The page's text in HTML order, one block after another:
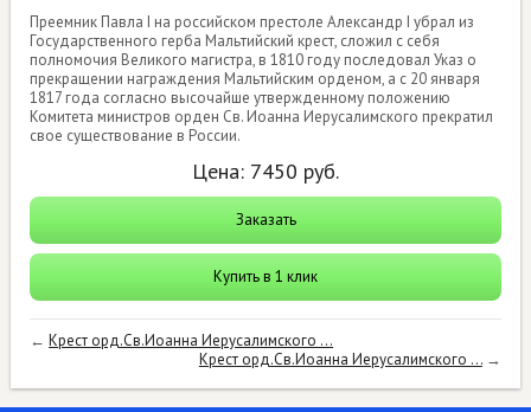
Преемник Павла I на российском престоле Александр I убрал из
Государственного герба Мальтийский крест, сложил с себя
полномочия Великого магистра, в 1810 году последовал Указ о
прекращении награждения Мальтийским орденом, а с 20 января
1817 года согласно высочайше утвержденному положению
Комитета министров орден Св. Иоанна Иерусалимского прекратил
свое существование в России.
Цена: 7450 руб.
Заказать
Купить в 1 клик
←Крест орд.Св.Иоанна Иерусалимского ...
Крест орд.Св.Иоанна Иерусалимского ...→